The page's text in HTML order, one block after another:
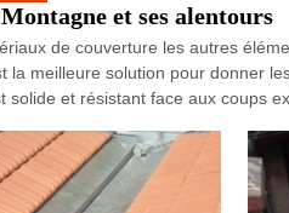
et ses alentours
de couverture les autres
la meilleure solution pour donner
et résistant face aux coups